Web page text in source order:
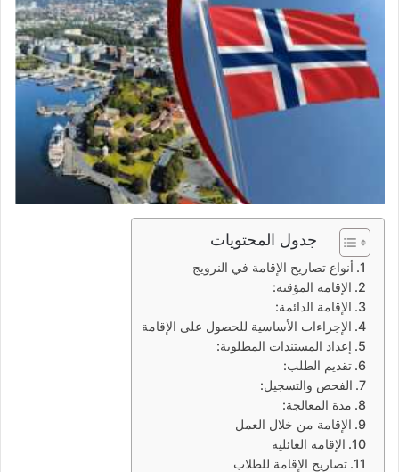
جدول المحتويات
أنواع تصاريح الإقامة في النرويج
الإقامة المؤقتة:
الإقامة الدائمة:
الإجراءات الأساسية للحصول على الإقامة
إعداد المستندات المطلوبة:
تقديم الطلب:
الفحص والتسجيل:
مدة المعالجة:
الإقامة من خلال العمل
الإقامة العائلية
تصاريح الإقامة للطلاب